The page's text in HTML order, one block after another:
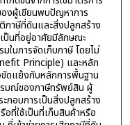
องผู้เขียนพบปัญหาการ
าษีที่ดินและสิ่งปลูกสร้าง
ป็นที่อยู่อาศัยมีลักษณะ
ในการจัดเก็บภาษี โดยไม่
Principle) และหลัก
ดแย้งกับหลักการพื้นฐาน
รมณ์ของภาษีทรัพย์สิน ผู้
กอบการเป็นสิ่งปลูกสร้าง
ที่ใช้เป็นที่เก็บสินค้าหรือ